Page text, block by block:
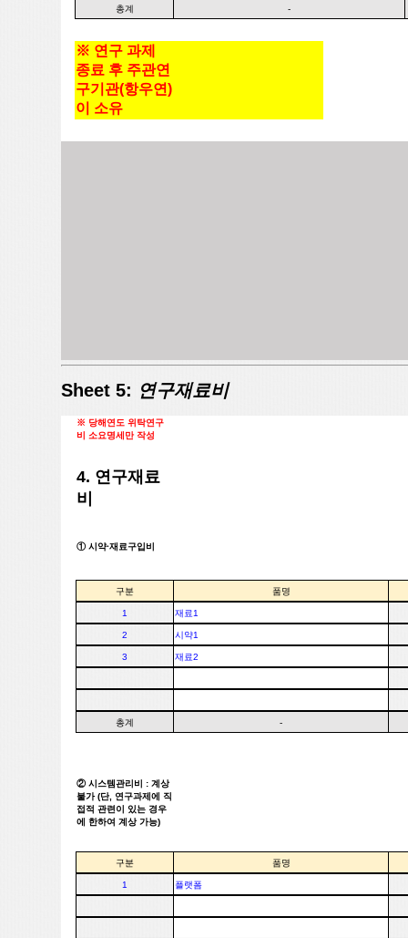
총계 -
※ 연구 과제
종료 후 주관연
구기관(항우연)
이 소유
Sheet 5: 연구재료비
※ 당해연도 위탁연구
비 소요명세만 작성
4. 연구재료
비
① 시약·재료구입비
구분 품명
1 재료1
2 시약1
3 재료2
총계 -
② 시스템관리비 : 계상
불가 (단, 연구과제에 직
접적 관련이 있는 경우
에 한하여 계상 가능)
구분 품명
1 플랫폼